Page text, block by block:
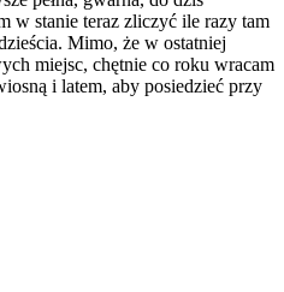
w stanie teraz zliczyć ile razy tam
Mimo, że w ostatniej
miejsc, chętnie co roku wracam
i latem, aby posiedzieć przy